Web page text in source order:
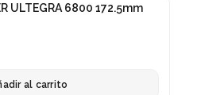
ULTEGRA 6800 172.5mm
al carrito